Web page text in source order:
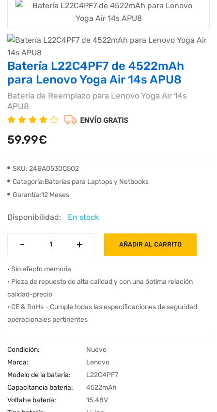
Batería L22C4PF7 de 4522mAh
para Lenovo Yoga Air 14s APU8
Batería de Reemplazo para Lenovo Yoga Air 14s
APU8
59.99€
SKU: 24BA0530C502
Categoría:Baterías para Laptops y Netbooks
Garantía:12 Meses
Disponibilidad: En stock
- +
- + AÑADIR AL CARRITO
• Sin efecto memoria
• Pieza de repuesto de alta calidad y con una óptima relación
calidad-precio
• CE & RoHs - Cumple todas las especificaciones de seguridad
operacionales pertinentes
Condición:
Nuevo
Marca:
Lenovo
Modelo de la batería:
L22C4PF7
Capacitancia batería:
4522mAh
Voltahe batería:
15.48V